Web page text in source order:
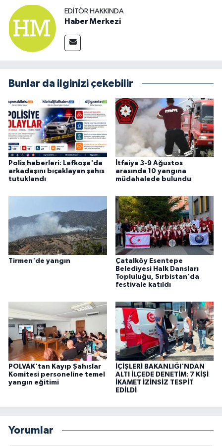
EDITÖR HAKKINDA
Haber Merkezi
Bunlar da ilginizi çekebilir
Polis haberleri: Lefkoşa'da
arkadaşını bıçaklayan şahıs
tutuklandı
İtfaiye 3-9 Ağustos
arasında 10 yangına
müdahalede bulundu
Tirmen'de yangın
Çatalköy Esentepe
Belediyesi Halk Dansları
Topluluğu, Sırbistan'da
festivale katıldı
POLVAK'tan Kayıp Şahıslar
Komitesi personeline temel
yangın eğitimi
İÇİŞLERİ BAKANLIĞI'NDAN
ALTI İLÇEDE DENETİM: 7 KİŞİ
İKAMET İZİNSİZ TESPİT
EDİLDİ
Yorumlar